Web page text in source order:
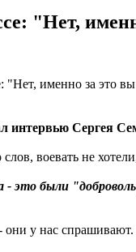
"Нет,
интервью Сергея
воевать не
- это были
у нас спрашивают.